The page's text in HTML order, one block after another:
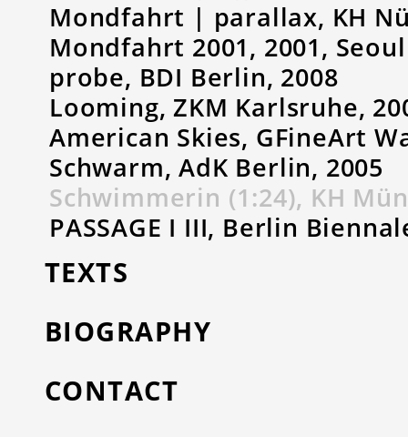
Mondfahrt | parallax, KH
Mondfahrt 2001, 2001,
probe, BDI Berlin, 2008
Looming, ZKM Karlsruhe,
American Skies, GFineArt
Schwarm, AdK Berlin, 2005
Schwimmerin (1:24), KH
PASSAGE I III, Berlin
TEXTS
BIOGRAPHY
CONTACT